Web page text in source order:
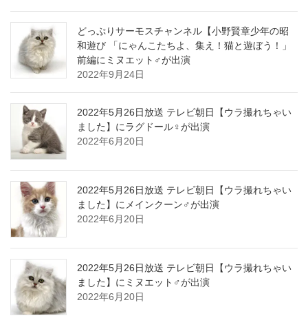
どっぷりサーモスチャンネル【小野賢章少年の昭
和遊び 「にゃんこたちよ、集え！猫と遊ぼう！」
前編にミヌエット♂が出演
2022年9月24日
2022年5月26日放送 テレビ朝日【ウラ撮れちゃい
ました】にラグドール♀が出演
2022年6月20日
2022年5月26日放送 テレビ朝日【ウラ撮れちゃい
ました】にメインクーン♂が出演
2022年6月20日
2022年5月26日放送 テレビ朝日【ウラ撮れちゃい
ました】にミヌエット♂が出演
2022年6月20日